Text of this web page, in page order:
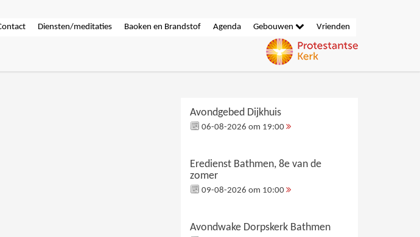
Diensten/meditaties Baoken en Brandstof Agenda Gebouwen Vrienden
Avondgebed Dijkhuis
06-08-2026 om 19:00
Eredienst Bathmen, 8e van de
zomer
09-08-2026 om 10:00
Avondwake Dorpskerk Bathmen